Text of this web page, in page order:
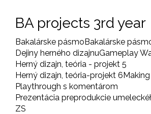
BA projects 3rd year
Bakalárske pásmoBakalárske
Dejiny herného dizajnuGameplay
Herný dizajn, teória - projekt 5
Herný dizajn, teória-projekt 6
Playthrough s komentárom
Prezentácia preprodukcie
ZS